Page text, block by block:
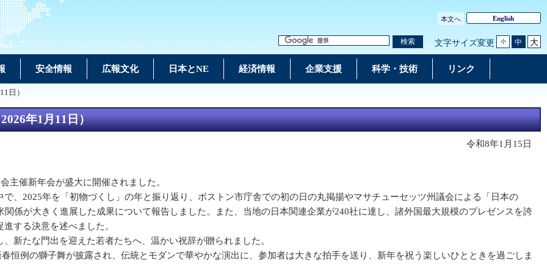
本文へ English
検索 文字サイズ変更 小 中 大
安全情報 広報文化 日本とNE 経済情報 企業支援 科学・技術 リンク
日）
年1月11日）
令和8年1月15日
主催新年会が盛大に開催されました。
、2025年を「初物づくし」の年と振り返り、ボストン市庁舎での初の日の丸掲揚やマサチューセッツ州議会による「日本の
係が大きく進展した成果について報告しました。また、当地の日本関連企業が240社に達し、諸外国最大規模のプレゼンスを誇
する決意を述べました。
新たな門出を迎えた若者たちへ、温かい祝辞が贈られました。
恒例の獅子舞が披露され、伝統とモダンで華やかな演出に、参加者は大きな拍手を送り、新年を祝う楽しいひとときを過ごしま